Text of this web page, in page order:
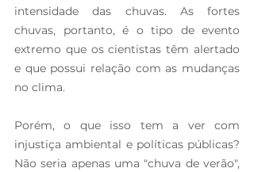
intensidade das chuvas. As fortes
chuvas, portanto, é o tipo de evento
extremo que os cientistas têm alertado
e que possui relação com as mudanças
no clima.
Porém, o que isso tem a ver com
injustiça ambiental e políticas públicas?
Não seria apenas uma "chuva de verão",